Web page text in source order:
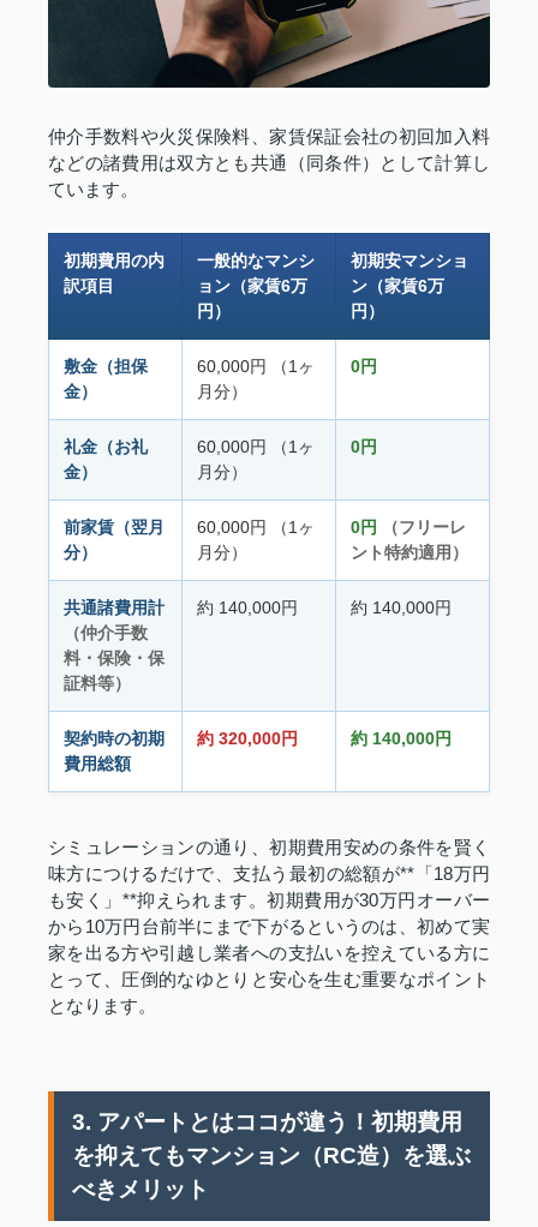
仲介手数料や火災保険料、家賃保証会社の初回加入料
などの諸費用は双方とも共通（同条件）として計算し
ています。
初期費用の内
訳項目
一般的なマンシ
ョン（家賃6万
円）
初期安マンショ
ン（家賃6万
円）
敷金（担保
金）
60,000円 （1ヶ
月分）
0円
礼金（お礼
金）
60,000円 （1ヶ
月分）
0円
前家賃（翌月
分）
60,000円 （1ヶ
月分）
0円
（フリーレ
ント特約適用）
共通諸費用計
（仲介手数
料・保険・保
証料等）
約 140,000円 約 140,000円
契約時の初期
費用総額
約 320,000円 約 140,000円
シミュレーションの通り、初期費用安めの条件を賢く
味方につけるだけで、支払う最初の総額が**「18万円
も安く」**抑えられます。初期費用が30万円オーバー
から10万円台前半にまで下がるというのは、初めて実
家を出る方や引越し業者への支払いを控えている方に
とって、圧倒的なゆとりと安心を生む重要なポイント
となります。
3. アパートとはココが違う！初期費用
を抑えてもマンション（RC造）を選ぶ
べきメリット